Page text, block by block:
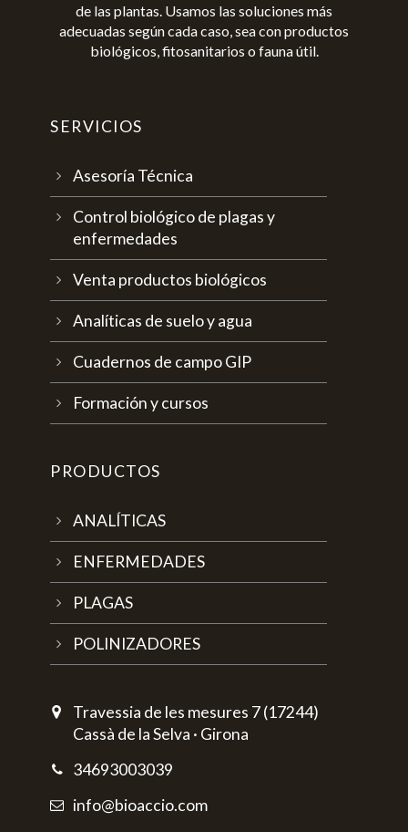
de las plantas. Usamos las soluciones más
adecuadas según cada caso, sea con productos
biológicos, fitosanitarios o fauna útil.
SERVICIOS
Asesoría Técnica
Control biológico de plagas y
enfermedades
Venta productos biológicos
Analíticas de suelo y agua
Cuadernos de campo GIP
Formación y cursos
PRODUCTOS
ANALÍTICAS
ENFERMEDADES
PLAGAS
POLINIZADORES
Travessia de les mesures 7 (17244)
Cassà de la Selva · Girona
34693003039
info@bioaccio.com